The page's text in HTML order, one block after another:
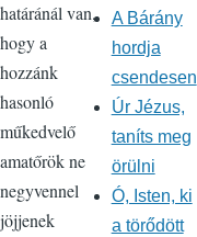
határánál van,
hogy a
hozzánk
hasonló
műkedvelő
amatőrök ne
negyvennel
jöjjenek
A Bárány
hordja
csendesen
Úr Jézus,
taníts meg
örülni
Ó, Isten, ki
a törődött